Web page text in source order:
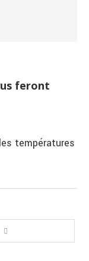
feront
températures